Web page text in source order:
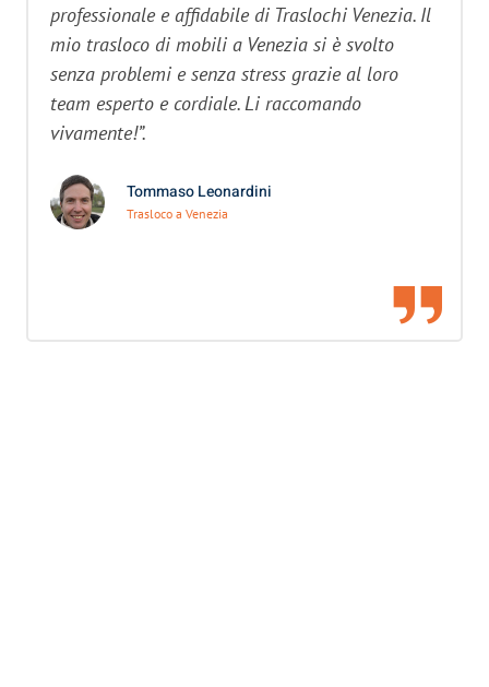
professionale e affidabile di Traslochi Venezia. Il
mio trasloco di mobili a Venezia si è svolto
senza problemi e senza stress grazie al loro
team esperto e cordiale. Li raccomando
vivamente!”.
Tommaso Leonardini
Trasloco a Venezia